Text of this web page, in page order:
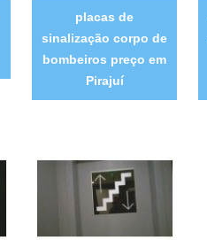
placas de
sinalização corpo de
bombeiros preço em
Pirajuí